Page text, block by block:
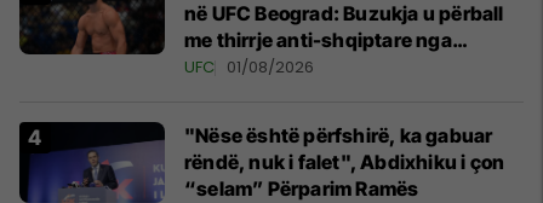
në UFC Beograd: Buzukja u përball
me thirrje anti-shqiptare nga
tribunat
UFC 01/08/2026
"Nëse është përfshirë, ka gabuar
rëndë, nuk i falet", Abdixhiku i çon
“selam” Përparim Ramës